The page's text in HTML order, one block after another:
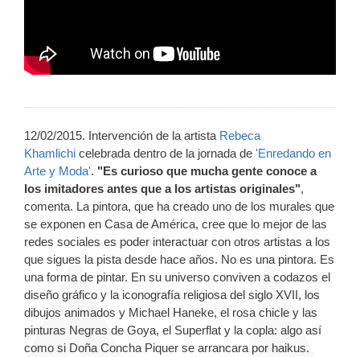
12/02/2015. Intervención de la artista Rebeca
Khamlichi celebrada dentro de la jornada de 'Enredando en
Arte y Moda'. "Es curioso que mucha gente conoce a
los imitadores antes que a los artistas originales",
comenta. La pintora, que ha creado uno de los murales que
se exponen en Casa de América, cree que lo mejor de las
redes sociales es poder interactuar con otros artistas a los
que sigues la pista desde hace años. No es una pintora. Es
una forma de pintar. En su universo conviven a codazos el
diseño gráfico y la iconografía religiosa del siglo XVII, los
dibujos animados y Michael Haneke, el rosa chicle y las
pinturas Negras de Goya, el Superflat y la copla: algo así
como si Doña Concha Piquer se arrancara por haikus.